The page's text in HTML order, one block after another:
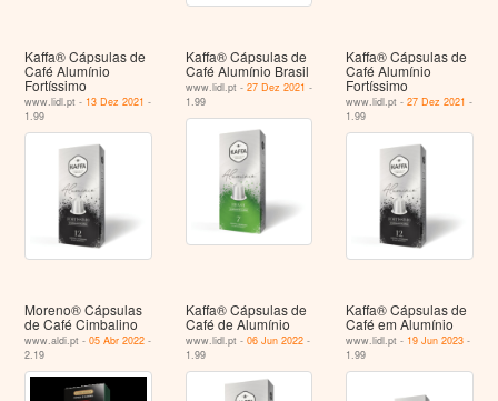
Kaffa® Cápsulas de
Café Alumínio
Fortíssimo
www.lidl.pt - 13 Dez 2021 -
1.99
Kaffa® Cápsulas de
Café Alumínio Brasil
www.lidl.pt - 27 Dez 2021 -
1.99
Kaffa® Cápsulas de
Café Alumínio
Fortíssimo
www.lidl.pt -27 Dez 2021 -
1.99
Moreno® Cápsulas
de Café Cimbalino
www.aldi.pt -05 Abr 2022 -
2.19
Kaffa® Cápsulas de
Café de Alumínio
www.lidl.pt - 06 Jun 2022-
1.99
Kaffa® Cápsulas de
Café em Alumínio
www.lidl.pt - 19 Jun 2023 -
1.99